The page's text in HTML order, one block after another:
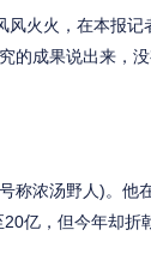
火火，在本报
的成果说出来，
浓汤野人)。他
亿，但今年却折